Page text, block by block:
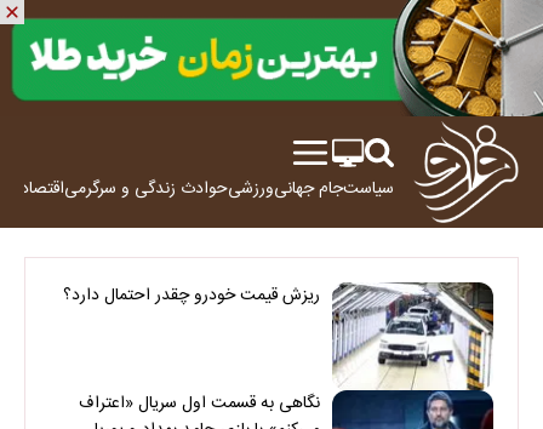
سیاستجام جهانیورزشیحوادث زندگی و سرگرمیاقتصاد
ریزش قیمت خودرو چقدر احتمال دارد؟
نگاهی به قسمت اول سریال «اعتراف